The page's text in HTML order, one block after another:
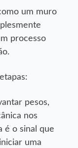
um muro
processo
pesos,
nos
é o sinal que
uma